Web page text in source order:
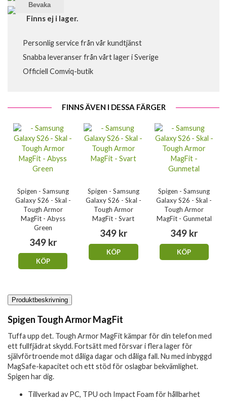
Bevaka
Finns ej i lager.
Personlig service från vår kundtjänst
Snabba leveranser från vårt lager i Sverige
Officiell Comviq-butik
FINNS ÄVEN I DESSA FÄRGER
Spigen - Samsung
Galaxy S26 - Skal -
Tough Armor
MagFit - Abyss
Green
349 kr
KÖP
Spigen - Samsung
Galaxy S26 - Skal -
Tough Armor
MagFit - Svart
349 kr
KÖP
Spigen - Samsung
Galaxy S26 - Skal -
Tough Armor
MagFit - Gunmetal
349 kr
KÖP
Produktbeskrivning
Spigen Tough Armor MagFit
Tuffa upp det. Tough Armor MagFit kämpar för din telefon med
ett fullfjädrat skydd. Fortsätt med försvar i flera lager för
självförtroende mot dåliga dagar och dåliga fall. Nu med inbyggd
MagSafe-kapacitet och ett stöd för oslagbar bekvämlighet.
Spigen har dig.
Tillverkad av PC, TPU och Impact Foam för hållbarhet